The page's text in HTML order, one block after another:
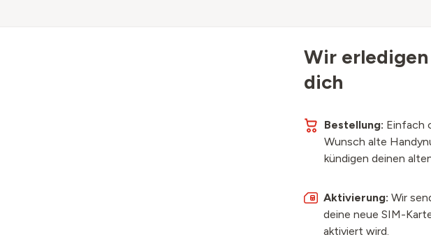
Wir
dich
Bestellung: Einfach
Wunsch alte
kündigen deinen
Aktivierung: Wir
deine neue SIM-
aktiviert wird.